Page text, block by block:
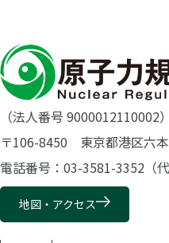
（法人番号 9000012110002）
〒106-8450 東京都港区六
電話番号：03-3581-3352（代
地図・アクセス